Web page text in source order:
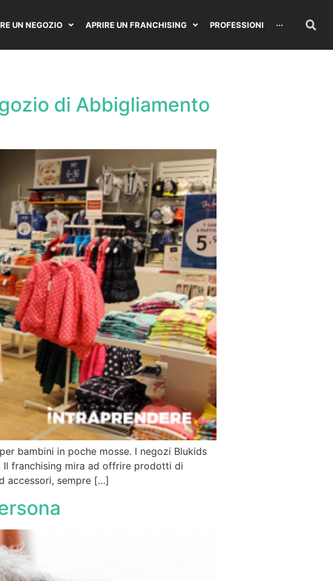
UN NEGOZIO APRIRE UN FRANCHISING PROFESSIONI ···
di Abbigliamento
bambini in poche mosse. I negozi Blukids
franchising mira ad offrire prodotti di
accessori, sempre […]